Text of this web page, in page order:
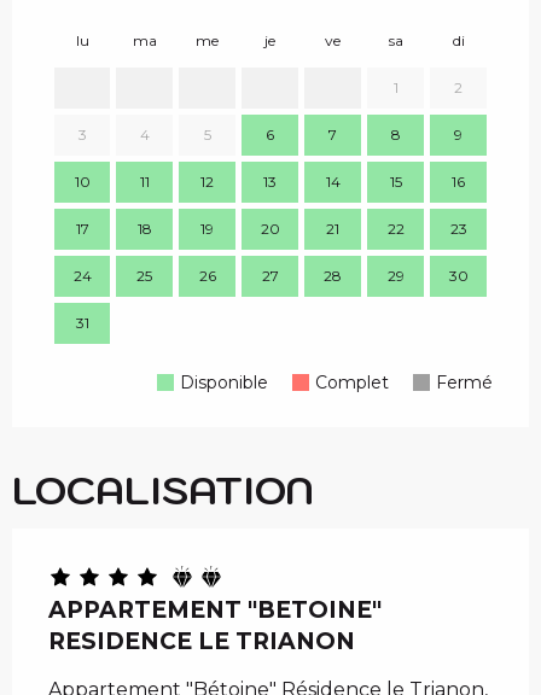
lu ma me je ve sa di
1 2
3 4 5 6 7 8 9
10 11 12 13 14 15 16
17 18 19 20 21 22 23
24 25 26 27 28 29 30
31
Disponible Complet Fermé
LOCALISATION
APPARTEMENT "BETOINE"
RESIDENCE LE TRIANON
Appartement "Bétoine" Résidence le Trianon,